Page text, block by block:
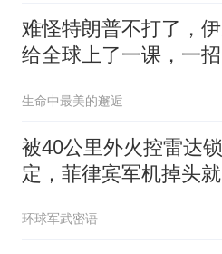
难怪特朗普不打了，
给全球上了一课，一招
生命中最美的邂逅
被40公里外火控雷达锁
定，菲律宾军机掉头就
场
环球军武密语